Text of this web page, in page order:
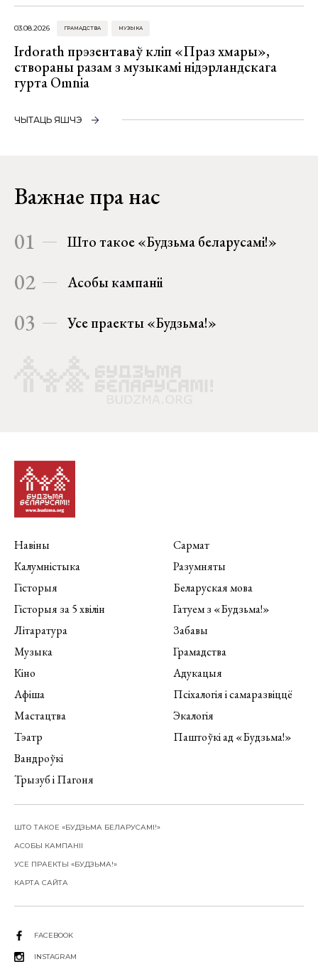
03.08.2026 ГРАМАДСТВА МУЗЫКА
Irdorath прэзентаваў кліп «Праз хмары»,
створаны разам з музыкамі нідэрландскага
гурта Omnia
ЧЫТАЦЬ ЯШЧЭ
Важнае пра нас
01 Што такое «Будзьма беларусамі!»
02 Асобы кампаніі
03 Усе праекты «Будзьма!»
Навіны
Калумністыка
Гісторыя
Гісторыя за 5 хвілін
Літаратура
Музыка
Кіно
Афіша
Мастацтва
Тэатр
Вандроўкі
Трызуб і Пагоня
Сармат
Разумняты
Беларуская мова
Гатуем з «Будзьма!»
Забавы
Грамадства
Адукацыя
Псіхалогія і самаразвіццё
Экалогія
Паштоўкі ад «Будзьма!»
ШТО ТАКОЕ «БУДЗЬМА БЕЛАРУСАМІ!»
АСОБЫ КАМПАНІІ
УСЕ ПРАЕКТЫ «БУДЗЬМА!»
КАРТА САЙТА
FACEBOOK
INSTAGRAM